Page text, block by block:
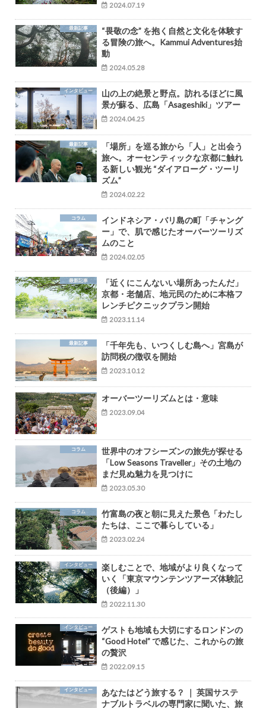
2024.07.19
最新記事
“畏敬の念” を抱く自然と文化を体験す
る冒険の旅へ。Kammui Adventures始
動
2024.05.28
インタビュー
山の上の絶景と野点。訪れるほどに風
景が蘇る、広島「Asageshiki」ツアー
2024.04.25
最新記事
「場所」を巡る旅から「人」と出会う
旅へ。オーセンティックな京都に触れ
る新しい観光 “ダイアローグ・ツーリ
ズム”
2024.02.22
コラム
インドネシア・バリ島の町「チャング
ー」で、肌で感じたオーバーツーリズ
ムのこと
2024.02.05
最新記事
「近くにこんないい場所あったんだ」
京都・老舗店、地元民のために本格フ
レンチピクニックプラン開始
2023.11.14
最新記事
「千年先も、いつくしむ島へ」宮島が
訪問税の徴収を開始
2023.10.12
オーバーツーリズムとは・意味
2023.09.04
コラム
世界中のオフシーズンの旅先が探せる
「Low Seasons Traveller」その土地の
まだ見ぬ魅力を見つけに
2023.05.30
コラム
竹富島の夜と朝に見えた景色「わたし
たちは、ここで暮らしている」
2023.02.24
インタビュー
楽しむことで、地域がより良くなって
いく「東京マウンテンツアーズ体験記
（後編）」
2022.11.30
インタビュー
ゲストも地域も大切にするロンドンの
“Good Hotel” で感じた、これからの旅
の贅沢
2022.09.15
インタビュー
あなたはどう旅する？ ｜ 英国サステ
ナブルトラベルの専門家に聞いた、旅